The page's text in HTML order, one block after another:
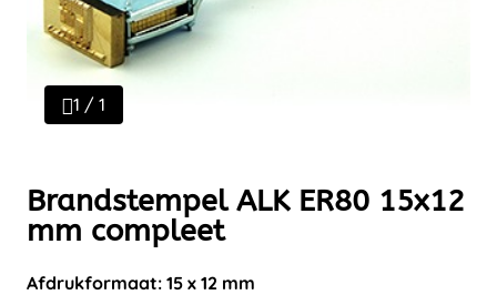
1 / 1
Brandstempel ALK ER80 15x12
mm compleet
Afdrukformaat: 15 x 12 mm